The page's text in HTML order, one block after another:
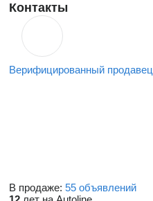
Контакты
Верифицированный продавец
В продаже: 55 объявлений